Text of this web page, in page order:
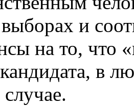
и
на то, что
в